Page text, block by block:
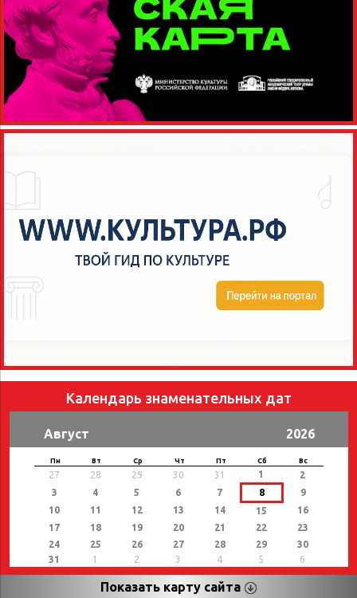
Календарь знаменательных дат
Август 2026
Пн Вт Ср Чт Пт Сб Вс
27 28 29 30 31 1
2
3
4 5 6 7 8
9
10
11 12 13 14 15
16
17
18 19 20 21 22
23
24
25 26 27 28 29
30
31
1 2 3 4 5 6
Показать карту сайта